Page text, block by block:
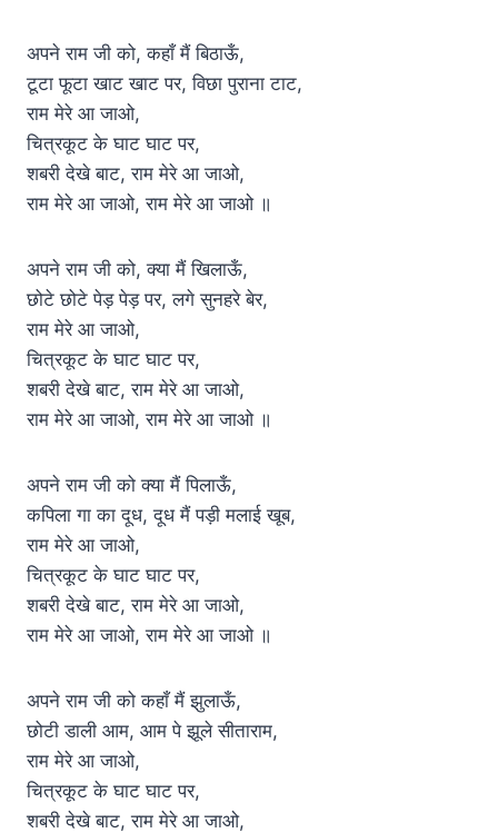
अपने राम जी को, कहाँ मैं बिठाऊँ,
टूटा फूटा खाट खाट पर, विछा पुराना टाट,
राम मेरे आ जाओ,
चित्रकूट के घाट घाट पर,
शबरी देखे बाट, राम मेरे आ जाओ,
राम मेरे आ जाओ, राम मेरे आ जाओ ॥
अपने राम जी को, क्या मैं खिलाऊँ,
छोटे छोटे पेड़ पेड़ पर, लगे सुनहरे बेर,
राम मेरे आ जाओ,
चित्रकूट के घाट घाट पर,
शबरी देखे बाट, राम मेरे आ जाओ,
राम मेरे आ जाओ, राम मेरे आ जाओ ॥
अपने राम जी को क्या मैं पिलाऊँ,
कपिला गा का दूध, दूध मैं पड़ी मलाई खूब,
राम मेरे आ जाओ,
चित्रकूट के घाट घाट पर,
शबरी देखे बाट, राम मेरे आ जाओ,
राम मेरे आ जाओ, राम मेरे आ जाओ ॥
अपने राम जी को कहाँ मैं झुलाऊँ,
छोटी डाली आम, आम पे झूले सीताराम,
राम मेरे आ जाओ,
चित्रकूट के घाट घाट पर,
शबरी देखे बाट, राम मेरे आ जाओ,